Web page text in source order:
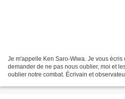
Je m'appelle Ken Saro-Wiwa. Je vous
demander de ne pas nous oublier, moi et
oublier notre combat. Écrivain et